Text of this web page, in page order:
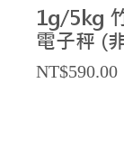
1g/5kg
電子秤 (
NT$590.00